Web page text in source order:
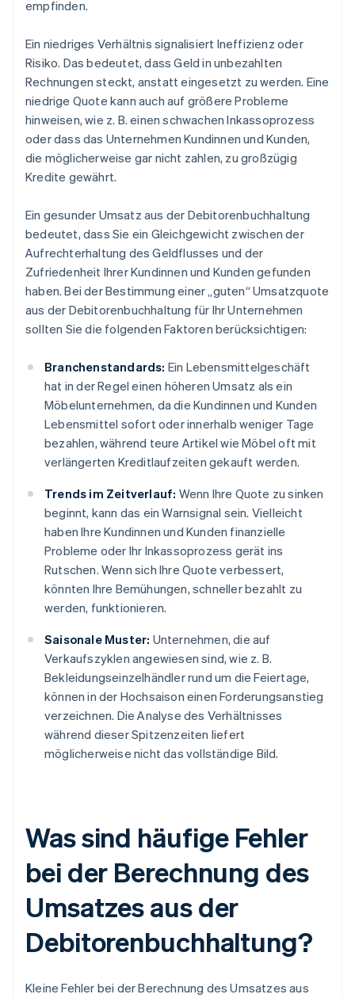
empfinden.
Ein niedriges Verhältnis signalisiert Ineffizienz oder
Risiko. Das bedeutet, dass Geld in unbezahlten
Rechnungen steckt, anstatt eingesetzt zu werden. Eine
niedrige Quote kann auch auf größere Probleme
hinweisen, wie z. B. einen schwachen Inkassoprozess
oder dass das Unternehmen Kundinnen und Kunden,
die möglicherweise gar nicht zahlen, zu großzügig
Kredite gewährt.
Ein gesunder Umsatz aus der Debitorenbuchhaltung
bedeutet, dass Sie ein Gleichgewicht zwischen der
Aufrechterhaltung des Geldflusses und der
Zufriedenheit Ihrer Kundinnen und Kunden gefunden
haben. Bei der Bestimmung einer „guten“ Umsatzquote
aus der Debitorenbuchhaltung für Ihr Unternehmen
sollten Sie die folgenden Faktoren berücksichtigen:
Branchenstandards: Ein Lebensmittelgeschäft
hat in der Regel einen höheren Umsatz als ein
Möbelunternehmen, da die Kundinnen und Kunden
Lebensmittel sofort oder innerhalb weniger Tage
bezahlen, während teure Artikel wie Möbel oft mit
verlängerten Kreditlaufzeiten gekauft werden.
Trends im Zeitverlauf: Wenn Ihre Quote zu sinken
beginnt, kann das ein Warnsignal sein. Vielleicht
haben Ihre Kundinnen und Kunden finanzielle
Probleme oder Ihr Inkassoprozess gerät ins
Rutschen. Wenn sich Ihre Quote verbessert,
könnten Ihre Bemühungen, schneller bezahlt zu
werden, funktionieren.
Saisonale Muster: Unternehmen, die auf
Verkaufszyklen angewiesen sind, wie z. B.
Bekleidungseinzelhändler rund um die Feiertage,
können in der Hochsaison einen Forderungsanstieg
verzeichnen. Die Analyse des Verhältnisses
während dieser Spitzenzeiten liefert
möglicherweise nicht das vollständige Bild.
Was sind häufige Fehler
bei der Berechnung des
Umsatzes aus der
Debitorenbuchhaltung?
Kleine Fehler bei der Berechnung des Umsatzes aus